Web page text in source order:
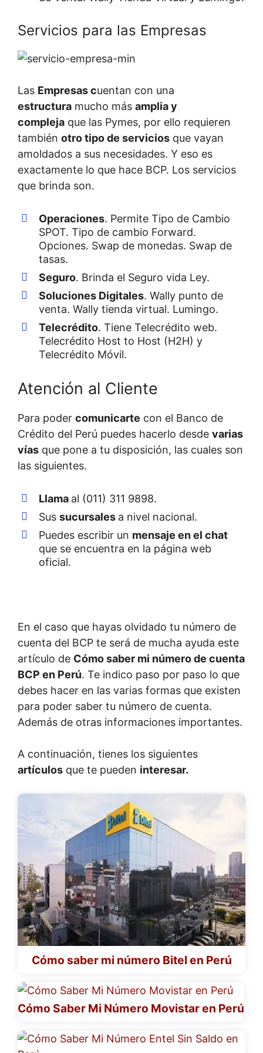
Servicios para las Empresas
Las Empresas cuentan con una
estructura mucho más amplia y
compleja que las Pymes, por ello requieren
también otro tipo de servicios que vayan
amoldados a sus necesidades. Y eso es
exactamente lo que hace BCP. Los servicios
que brinda son.
Operaciones. Permite Tipo de Cambio
SPOT. Tipo de cambio Forward.
Opciones. Swap de monedas. Swap de
tasas.
Seguro. Brinda el Seguro vida Ley.
Soluciones Digitales. Wally punto de
venta. Wally tienda virtual. Lumingo.
Telecrédito. Tiene Telecrédito web.
Telecrédito Host to Host (H2H) y
Telecrédito Móvil.
Atención al Cliente
Para poder comunicarte con el Banco de
Crédito del Perú puedes hacerlo desde varias
vías que pone a tu disposición, las cuales son
las siguientes.
Llama al (011) 311 9898.
Sus sucursales a nivel nacional.
Puedes escribir un mensaje en el chat
que se encuentra en la página web
oficial.
En el caso que hayas olvidado tu número de
cuenta del BCP te será de mucha ayuda este
artículo de Cómo saber mi número de cuenta
BCP en Perú. Te indico paso por paso lo que
debes hacer en las varias formas que existen
para poder saber tu número de cuenta.
Además de otras informaciones importantes.
A continuación, tienes los siguientes
artículos que te pueden interesar.
Cómo saber mi número Bitel en Perú
Cómo Saber Mi Número Movistar en Perú